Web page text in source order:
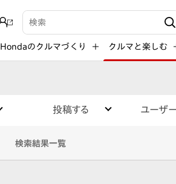
検索キーワード入力
Hondaのクルマづくり クルマと楽しむ
投稿する ユーザ
検索結果一覧